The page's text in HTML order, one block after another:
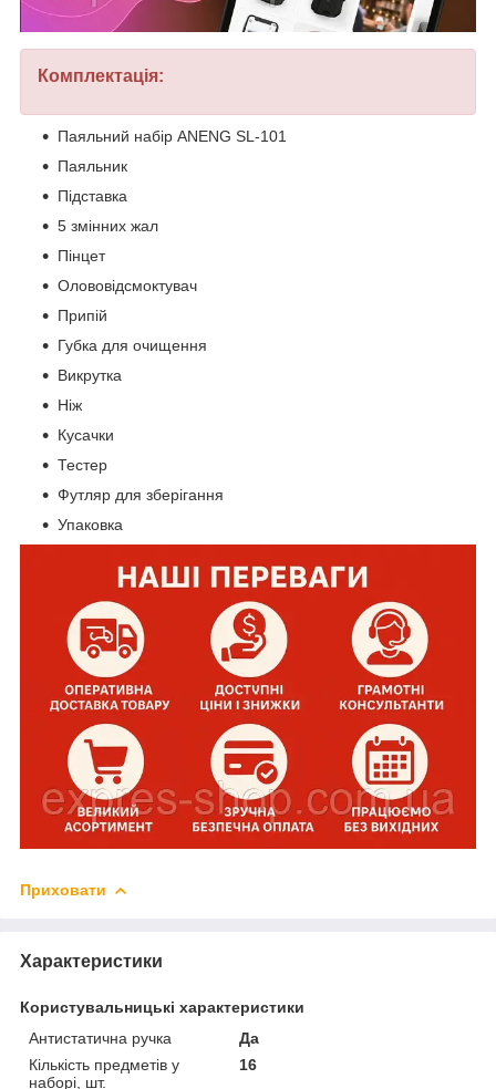
Комплектація:
Паяльний набір ANENG SL-101
Паяльник
Підставка
5 змінних жал
Пінцет
Олововідсмоктувач
Припій
Губка для очищення
Викрутка
Ніж
Кусачки
Тестер
Футляр для зберігання
Упаковка
Приховати
Характеристики
Користувальницькі характеристики
Антистатична ручка
Да
Кількість предметів у
наборі, шт.
16